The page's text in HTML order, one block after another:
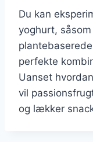
Du kan
yoghurt,
perfekte
Uanset
vil
og lækker